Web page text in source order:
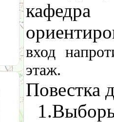
вход
этаж.
Повестка
1.